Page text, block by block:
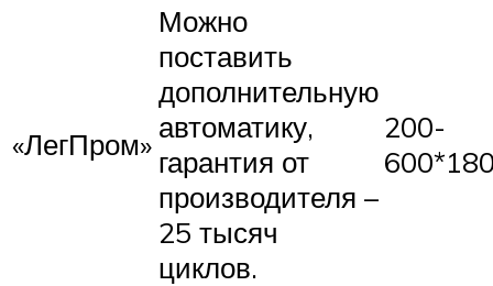
«ЛегПром»
Можно
поставить
дополнительную
автоматику,
гарантия от
производителя –
25 тысяч
циклов.
200-